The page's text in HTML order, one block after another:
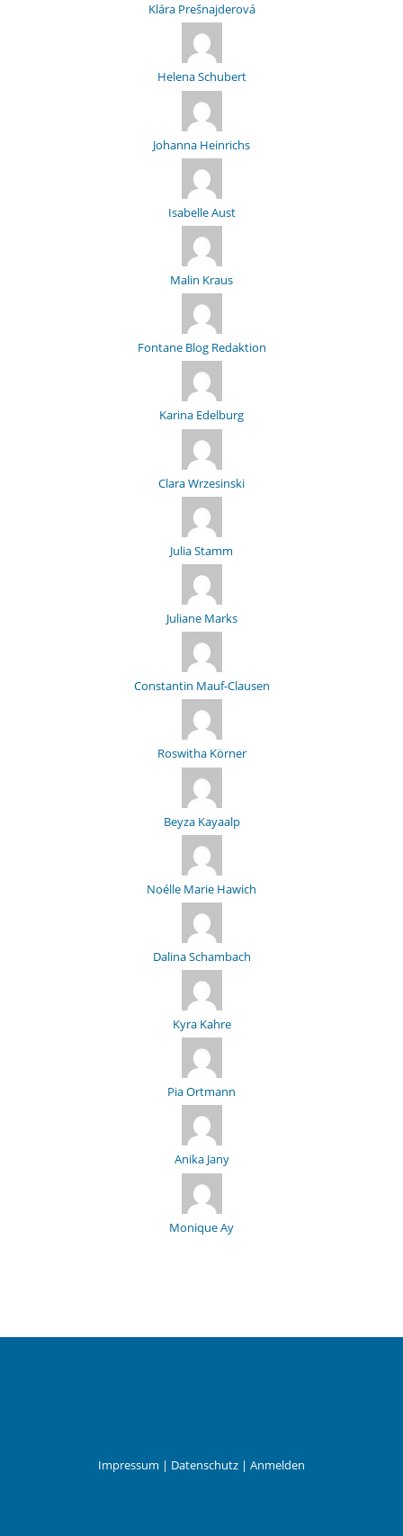
Klára Prešnajderová
Helena Schubert
Johanna Heinrichs
Isabelle Aust
Malin Kraus
Fontane Blog Redaktion
Karina Edelburg
Clara Wrzesinski
Julia Stamm
Juliane Marks
Constantin Mauf-Clausen
Roswitha Körner
Beyza Kayaalp
Noélle Marie Hawich
Dalina Schambach
Kyra Kahre
Pia Ortmann
Anika Jany
Monique Ay
Impressum | Datenschutz | Anmelden